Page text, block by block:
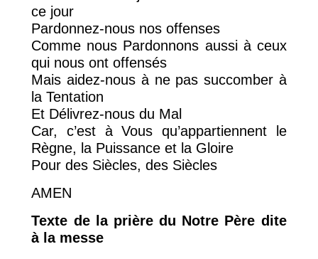
ce jour
Pardonnez-nous nos offenses
Comme nous Pardonnons aussi à ceux
qui nous ont offensés
Mais aidez-nous à ne pas succomber à
la Tentation
Et Délivrez-nous du Mal
Car, c’est à Vous qu’appartiennent le
Règne, la Puissance et la Gloire
Pour des Siècles, des Siècles
AMEN
Texte de la prière du Notre Père dite
à la messe